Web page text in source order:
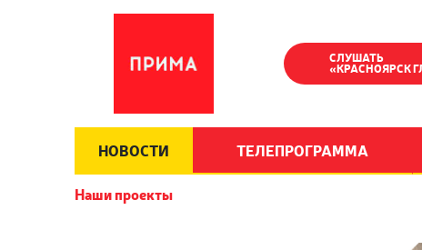
СЛУШАТЬ
«КРАСНОЯРСК
НОВОСТИ ТЕЛЕПРОГРАММА
Наши проекты